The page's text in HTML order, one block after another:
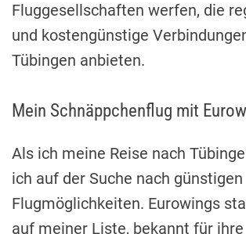
Fluggesellschaften werfen, die
und kostengünstige
Tübingen anbieten.
Mein Schnäppchenflug mit
Als ich meine Reise nach
ich auf der Suche nach günstigen
Flugmöglichkeiten. Eurowings
auf meiner Liste, bekannt für ihre